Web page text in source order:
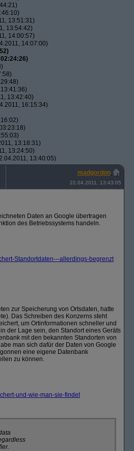
13:51:31)
13:54:42)
14:00:57)
14:07:00)
13:42:40)
16:15:34)
13:18:31)
13:24:50)
13:40:05)
madgordon
22.04.2011, 13:43:05
Daten an Google übertragen
des Betriebssystems handeln.
Standortdaten---allerdings-begrenzt
zur Speicherung von Ortsdaten, hatte
Das Schreiben des Konzerns steht
um Ortinformationen schneller und
der Lage sein, den Standort eines Geräts
mit den bekannten Standorten von
man sich dafür der Daten von Google
eine eigene Datenbank
zu können.
und-wie-man-sie-findet